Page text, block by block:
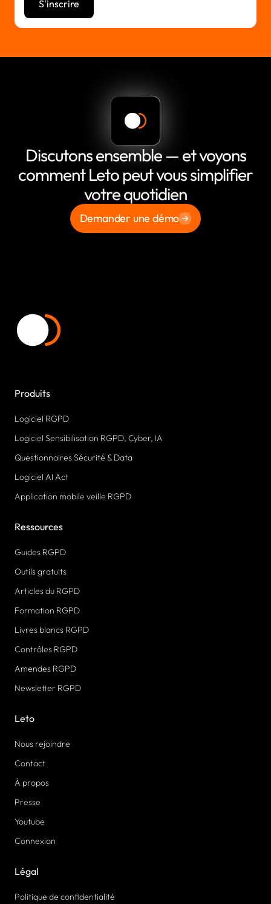
Discutons ensemble — et voyons
comment Leto peut vous simplifier
votre quotidien
Demander une démo
Produits
Logiciel RGPD
Logiciel Sensibilisation RGPD, Cyber, IA
Questionnaires Sécurité & Data
Logiciel AI Act
Application mobile veille RGPD
Ressources
Guides RGPD
Outils gratuits
Articles du RGPD
Formation RGPD
Livres blancs RGPD
Contrôles RGPD
Amendes RGPD
Newsletter RGPD
Leto
Nous rejoindre
Contact
À propos
Presse
Youtube
Connexion
Légal
Politique de confidentialité